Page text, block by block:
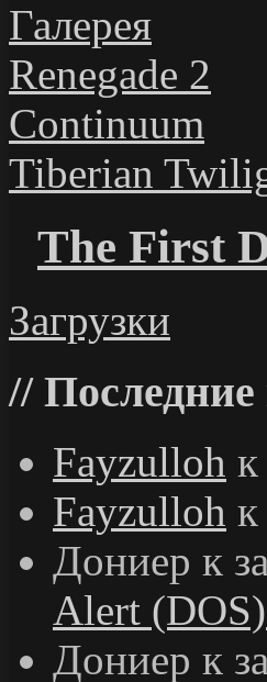
Галерея
Renegade 2
Continuum
Tiberian
The First
Загрузки
Fayzulloh к
Fayzulloh к
Дониер к
Alert (DOS)
Дониер к